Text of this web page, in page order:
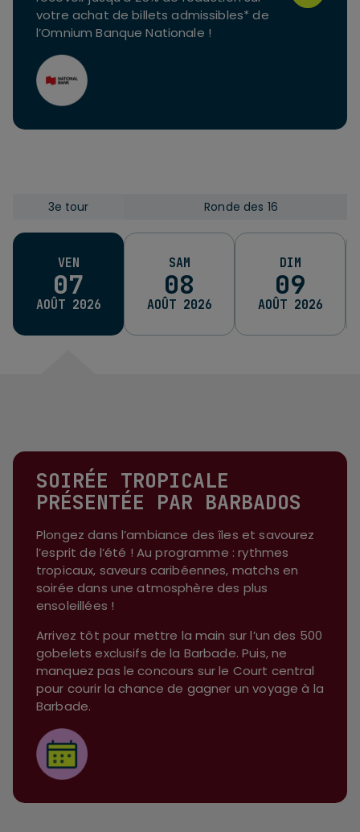
votre achat de billets admissibles* de
l’Omnium Banque Nationale !
3e tour Ronde des 16
VEN
07
AOÛT 2026
3e tour
SAM
08
AOÛT 2026
Ronde des 16
DIM
09
AOÛT 2026
Ronde des 16
SOIRÉE TROPICALE
PRÉSENTÉE PAR BARBADOS
Plongez dans l’ambiance des îles et savourez
l’esprit de l’été ! Au programme : rythmes
tropicaux, saveurs caribéennes, matchs en
soirée dans une atmosphère des plus
ensoleillées !
Arrivez tôt pour mettre la main sur l’un des 500
gobelets exclusifs de la Barbade. Puis, ne
manquez pas le concours sur le Court central
pour courir la chance de gagner un voyage à la
Barbade.